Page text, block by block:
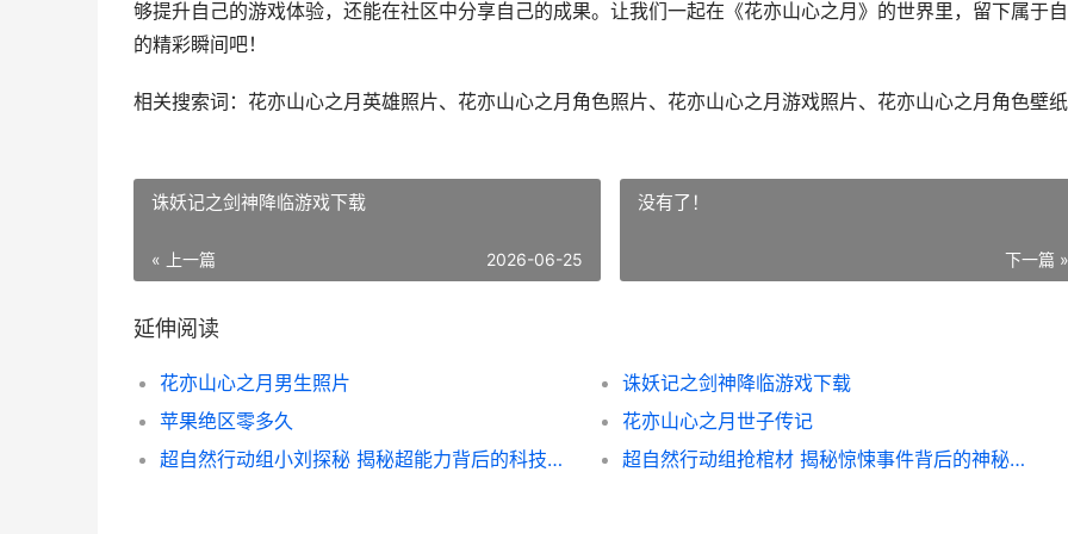
够提升自己的游戏体验，还能在社区中分享自己的成果。让我们一起在《花亦山心之月》的世界里，留下属于
的精彩瞬间吧！
相关搜索词：花亦山心之月英雄照片、花亦山心之月角色照片、花亦山心之月游戏照片、花亦山心之月角色壁纸
诛妖记之剑神降临游戏下载
« 上一篇 2026-06-25
没有了！
下一篇 »
延伸阅读
花亦山心之月男生照片
诛妖记之剑神降临游戏下载
苹果绝区零多久
花亦山心之月世子传记
超自然行动组小刘探秘 揭秘超能力背后的科技奥秘
超自然行动组抢棺材 揭秘惊悚事件背后的神秘真相